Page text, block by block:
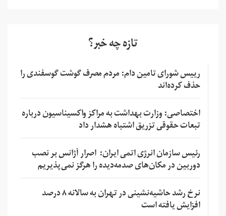
تازه چه خبر؟
رییس شورای تامین دام: مردم مصرف گوشت گوسفندی را
حذف کرده‌اند
اختصاصی: وزارت بهداشت به مراکز واکسیناسیون درباره
تبعات حقوقی تزریق اشتباه هشدار داد
رئیس سازمان انرژی اتمی ایران: اصرار آژانس بر نصب
دوربین در مکان‌های صدمه‌دیده را هرگز نمی‌پذیریم
نرخ رشد حاشیه‌نشینی در تهران به سالانه ۸ درصد
افزایش یافته است